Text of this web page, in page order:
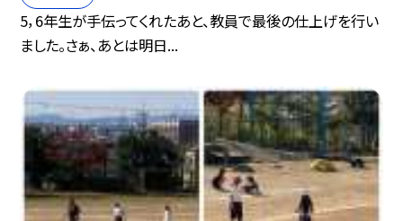
5，6年生が手伝ってくれたあと、教員で最後の仕上げを行い
ました。さぁ、あとは明日...